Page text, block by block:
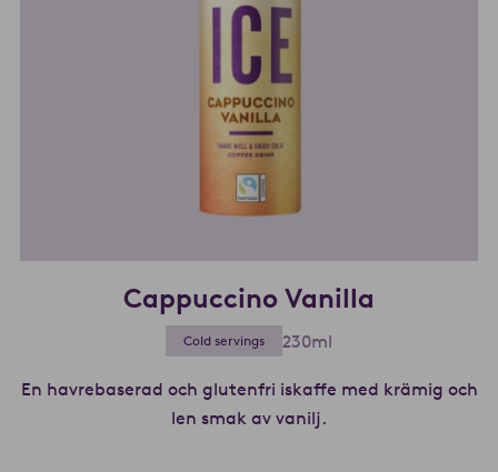
Cappuccino Vanilla
Cold servings 230ml
En havrebaserad och glutenfri iskaffe med krämig och
len smak av vanilj.